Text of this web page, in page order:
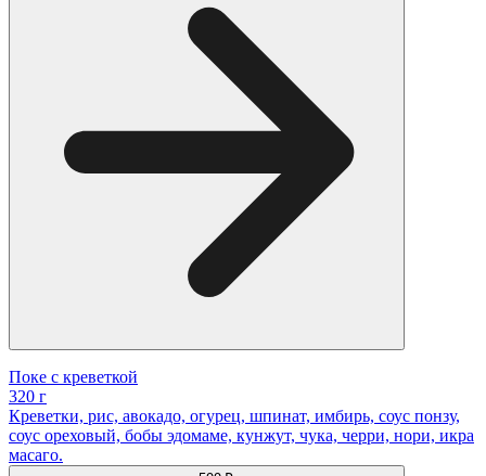
Поке с креветкой
320 г
Креветки, рис, авокадо, огурец, шпинат, имбирь, соус понзу,
соус ореховый, бобы эдомаме, кунжут, чука, черри, нори, икра
масаго.